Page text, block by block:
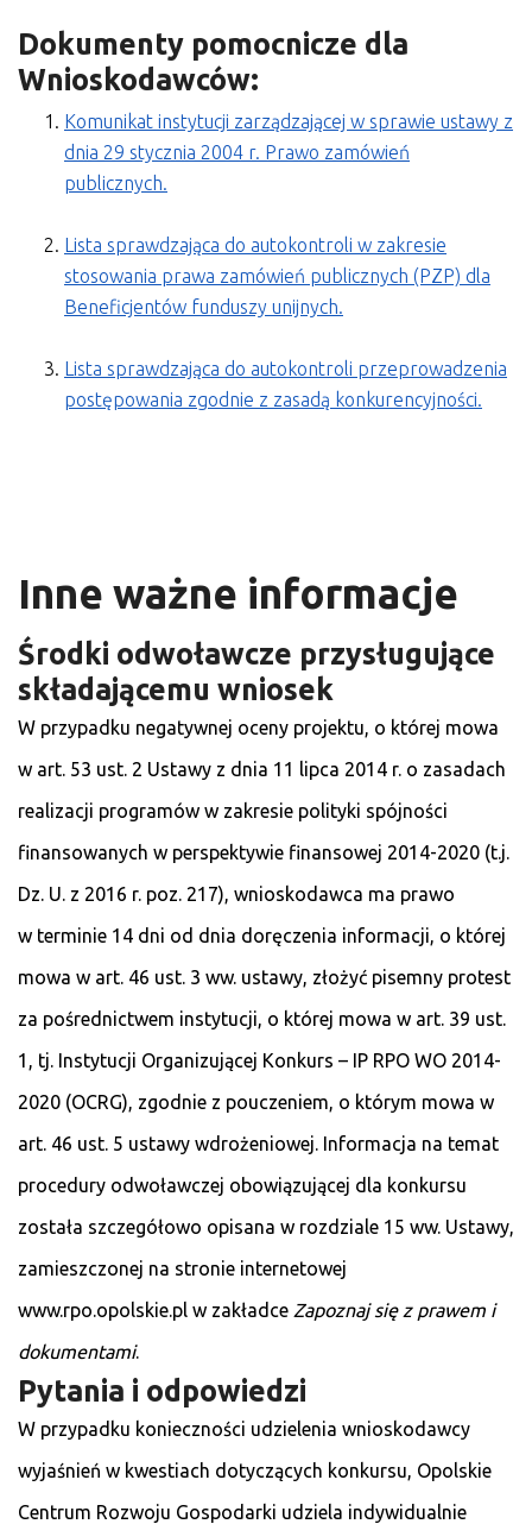
Dokumenty pomocnicze dla
Wnioskodawców:
Komunikat instytucji zarządzającej w sprawie ustawy z
dnia 29 stycznia 2004 r. Prawo zamówień
publicznych.
Lista sprawdzająca do autokontroli w zakresie
stosowania prawa zamówień publicznych (PZP) dla
Beneficjentów funduszy unijnych.
Lista sprawdzająca do autokontroli przeprowadzenia
postępowania zgodnie z zasadą konkurencyjności.
Inne ważne informacje
Środki odwoławcze przysługujące
składającemu wniosek
W przypadku negatywnej oceny projektu, o której mowa
w art. 53 ust. 2 Ustawy z dnia 11 lipca 2014 r. o zasadach
realizacji programów w zakresie polityki spójności
finansowanych w perspektywie finansowej 2014-2020 (t.j.
Dz. U. z 2016 r. poz. 217), wnioskodawca ma prawo
w terminie 14 dni od dnia doręczenia informacji, o której
mowa w art. 46 ust. 3 ww. ustawy, złożyć pisemny protest
za pośrednictwem instytucji, o której mowa w art. 39 ust.
1, tj. Instytucji Organizującej Konkurs – IP RPO WO 2014-
2020 (OCRG), zgodnie z pouczeniem, o którym mowa w
art. 46 ust. 5 ustawy wdrożeniowej. Informacja na temat
procedury odwoławczej obowiązującej dla konkursu
została szczegółowo opisana w rozdziale 15 ww. Ustawy,
zamieszczonej na stronie internetowej
www.rpo.opolskie.pl w zakładce Zapoznaj się z prawem i
dokumentami.
Pytania i odpowiedzi
W przypadku konieczności udzielenia wnioskodawcy
wyjaśnień w kwestiach dotyczących konkursu, Opolskie
Centrum Rozwoju Gospodarki udziela indywidualnie